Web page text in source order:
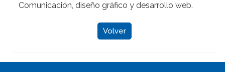
Comunicación, diseño gráfico y desarrollo web.
Volver